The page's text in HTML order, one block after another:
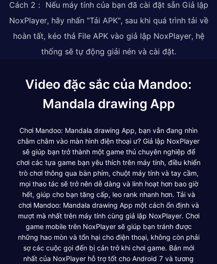
Cách 2： Nếu máy tính của bạn đã cài đặt sẵn Giả lập
NoxPlayer, hãy nhấn "Tải APK", sau khi quá trình tải về
hoàn tất, kéo thả File APK vào giả lập NoxPlayer, hệ
thống sẽ tự động giải nén và cài đặt.
Video đặc sắc của Mandoo:
Mandala drawing App
Chơi Mandoo: Mandala drawing App, bạn vẫn đang nhìn
chằm chằm vào màn hình điện thoại ư? Giả lập NoxPlayer
sẽ giúp bạn trở thành một game thủ chuyên nghiệp để
chơi các tựa game bạn yêu thích trên máy tính, điều khiển
trò chơi thông qua bàn phím, chuột máy tính và tay cầm,
mọi thao tác sẽ trở nên dễ dàng và linh hoạt hơn bao giờ
hết, giúp cho bạn tăng cấp, leo rank nhanh hơn. Tải và
chơi Mandoo: Mandala drawing App một cách ổn định và
mượt mà nhất trên máy tính cùng giả lập NoxPlayer. Chơi
game mobile trên NoxPlayer sẽ giúp bạn tránh được
những hao mòn và tổn hại cho điện thoại, không còn phải
sợ các cuộc gọi đến bị cản trở khi chơi game. Bản mới
nhất của NoxPlayer hỗ trợ tốt cho Android 7 và tương